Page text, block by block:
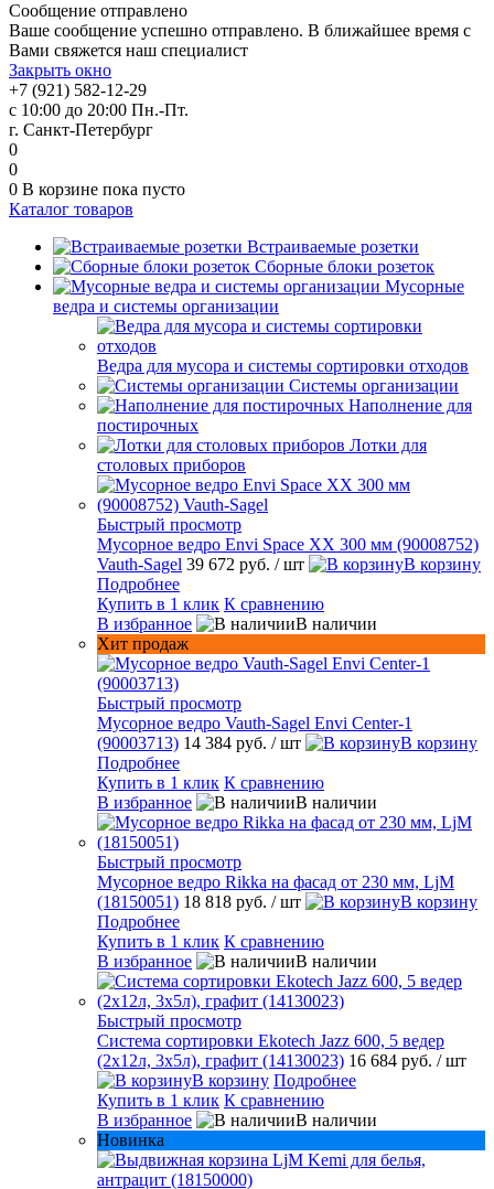
Сообщение отправлено
Ваше сообщение успешно отправлено. В ближайшее время с
Вами свяжется наш специалист
Закрыть окно
+7 (921) 582-12-29
с 10:00 до 20:00 Пн.-Пт.
г. Санкт-Петербург
0
0
0 В корзине пока пусто
Каталог товаров
Встраиваемые розетки
Сборные блоки розеток
Мусорные
ведра и системы организации
Ведра для мусора и системы сортировки отходов
Системы организации
Наполнение для
постирочных
Лотки для
столовых приборов
Быстрый просмотр
Мусорное ведро Envi Space XX 300 мм (90008752)
Vauth-Sagel 39 672 руб. / шт
В корзину
Подробнее
Купить в 1 клик К сравнению
В избранное
В наличии
Хит продаж
Быстрый просмотр
Мусорное ведро Vauth-Sagel Envi Center-1
(90003713) 14 384 руб. / шт
В корзину
Подробнее
Купить в 1 клик К сравнению
В избранное
В наличии
Быстрый просмотр
Мусорное ведро Rikka на фасад от 230 мм, LjM
(18150051) 18 818 руб. / шт
В корзину
Подробнее
Купить в 1 клик К сравнению
В избранное
В наличии
Быстрый просмотр
Система сортировки Ekotech Jazz 600, 5 ведер
(2х12л, 3х5л), графит (14130023) 16 684 руб. / шт
В корзину Подробнее
Купить в 1 клик К сравнению
В избранное
В наличии
Новинка